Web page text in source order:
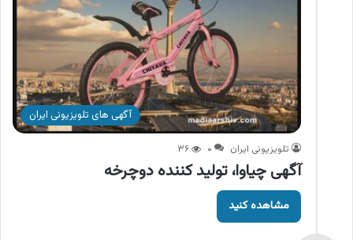
آگهی های تلویزیونی ایران
تلویزیونی ایران ۰ ۳۶
آگهی چیاوا، تولید کننده دوچرخه
مشاهده کنید